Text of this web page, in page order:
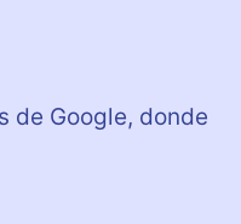
de Google, donde